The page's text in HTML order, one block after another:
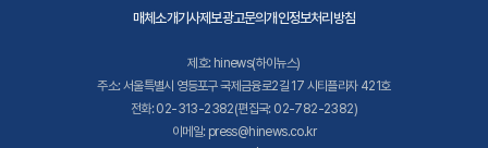
매체소개기사제보광고문의개인정보처리방침
제호: hinews(하이뉴스)
주소: 서울특별시 영등포구 국제금융로2길 17 시티플라자 421호
전화: 02-313-2382(편집국: 02-782-2382)
이메일: press@hinews.co.kr